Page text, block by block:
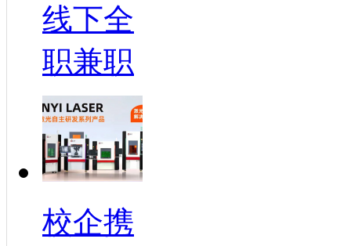
线下全
职兼职
校企携